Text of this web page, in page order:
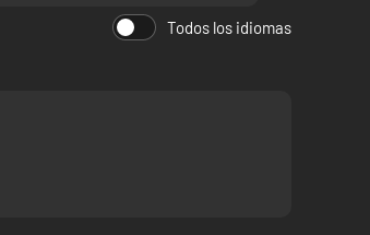
Todos los idiomas